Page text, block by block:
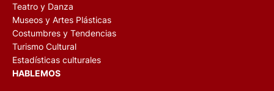
Teatro y Danza
Museos y Artes Plásticas
Costumbres y Tendencias
Turismo Cultural
Estadísticas culturales
HABLEMOS